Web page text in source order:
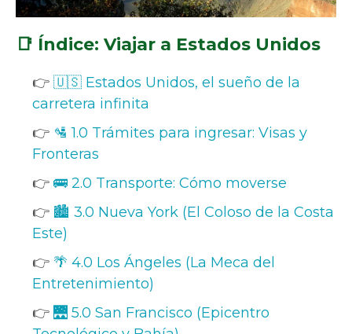
📑 Índice: Viajar a Estados Unidos
👉 🇺🇸 Estados Unidos, el sueño de la
carretera infinita
👉 🛂 1.0 Trámites para ingresar: Visas y
Fronteras
👉 🚌 2.0 Transporte: Cómo moverse
👉 🏙️ 3.0 Nueva York (El Coloso de la Costa
Este)
👉 🌴 4.0 Los Ángeles (La Meca del
Entretenimiento)
👉 🌉 5.0 San Francisco (Epicentro